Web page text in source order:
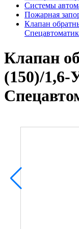
Системы
Пожарная
Клапан
Клапан
(150)/